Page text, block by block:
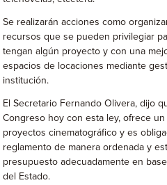
Se realizarán acciones como
recursos que se pueden privilegiar
tengan algún proyecto y con una
espacios de locaciones mediante
institución.
El Secretario Fernando Olivera, dijo
Congreso hoy con esta ley, ofrece
proyectos cinematográfico y es
reglamento de manera ordenada y
presupuesto adecuadamente en
del Estado.